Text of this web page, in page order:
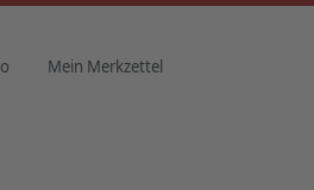
Mein Merkzettel